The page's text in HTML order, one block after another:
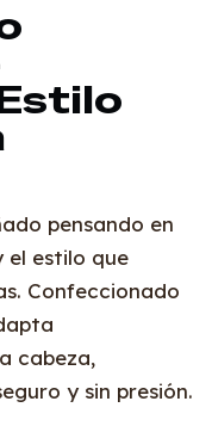
pensando en
el estilo que
Confeccionado
cabeza,
y sin presión.